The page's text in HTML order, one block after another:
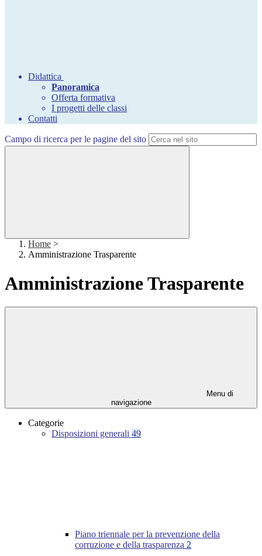
Didattica
Panoramica
Offerta formativa
I progetti delle classi
Contatti
Campo di ricerca per le pagine del sito
Home >
Amministrazione Trasparente
Amministrazione Trasparente
Menu di
navigazione
Categorie
Disposizioni generali 49
Piano triennale per la prevenzione della
corruzione e della trasparenza 2